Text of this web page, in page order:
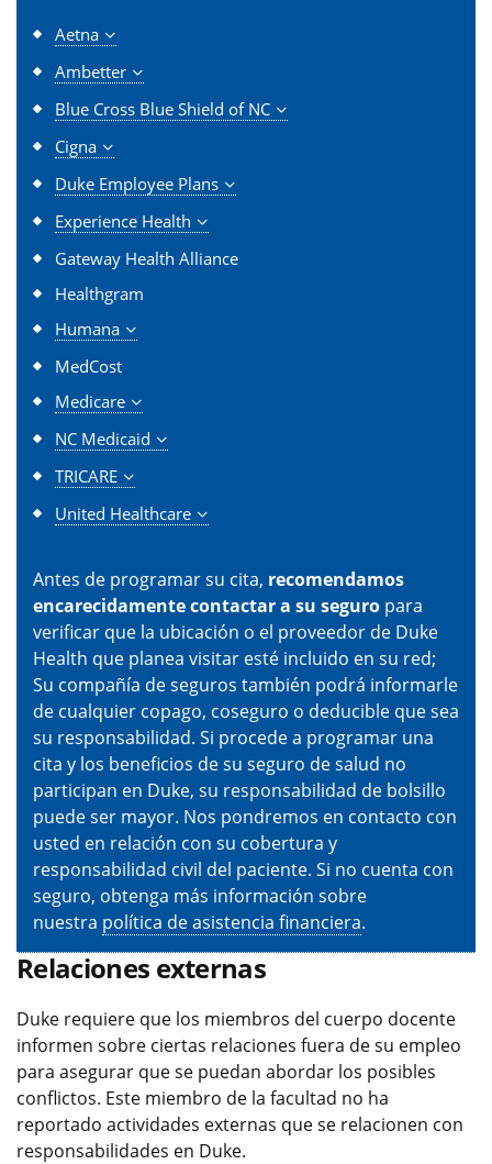
Aetna
Ambetter
Blue Cross Blue Shield of NC
Cigna
Duke Employee Plans
Experience Health
Gateway Health Alliance
Healthgram
Humana
MedCost
Medicare
NC Medicaid
TRICARE
United Healthcare
Antes de programar su cita, recomendamos
encarecidamente contactar a su seguro para
verificar que la ubicación o el proveedor de Duke
Health que planea visitar esté incluido en su red;
Su compañía de seguros también podrá informarle
de cualquier copago, coseguro o deducible que sea
su responsabilidad. Si procede a programar una
cita y los beneficios de su seguro de salud no
participan en Duke, su responsabilidad de bolsillo
puede ser mayor. Nos pondremos en contacto con
usted en relación con su cobertura y
responsabilidad civil del paciente. Si no cuenta con
seguro, obtenga más información sobre
nuestra política de asistencia financiera.
Relaciones externas
Duke requiere que los miembros del cuerpo docente
informen sobre ciertas relaciones fuera de su empleo
para asegurar que se puedan abordar los posibles
conflictos. Este miembro de la facultad no ha
reportado actividades externas que se relacionen con
responsabilidades en Duke.